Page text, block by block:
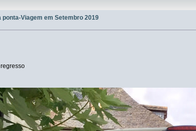
ponta-Viagem em Setembro 2019